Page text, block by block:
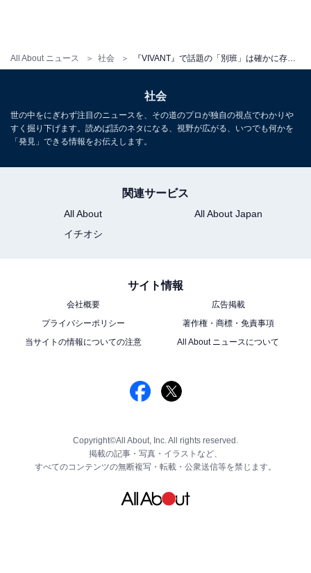
All About ニュース 社会 『VIVANT』で話題の「別班」は確かに存在していた？ 世界のスパイを取材した筆者が見聞きしたリアル
社会
世の中をにぎわず注目のニュースを、その道のプロが独自の視点でわかりや
すく掘り下げます。読めば話のネタになる、視野が広がる、いつでも何かを
「発見」できる情報をお伝えします。
関連サービス
All About
All About Japan
イチオシ
サイト情報
会社概要
広告掲載
プライバシーポリシー
著作権・商標・免責事項
当サイトの情報についての注意
All About ニュースについて
Copyright©All About, Inc. All rights reserved.
掲載の記事・写真・イラストなど、
すべてのコンテンツの無断複写・転載・公衆送信等を禁じます。